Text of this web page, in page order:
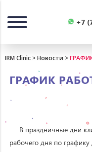
+7
IRM Clinic >Новости >
ГРАФИК
В праздничные дни
рабочего дня по графику